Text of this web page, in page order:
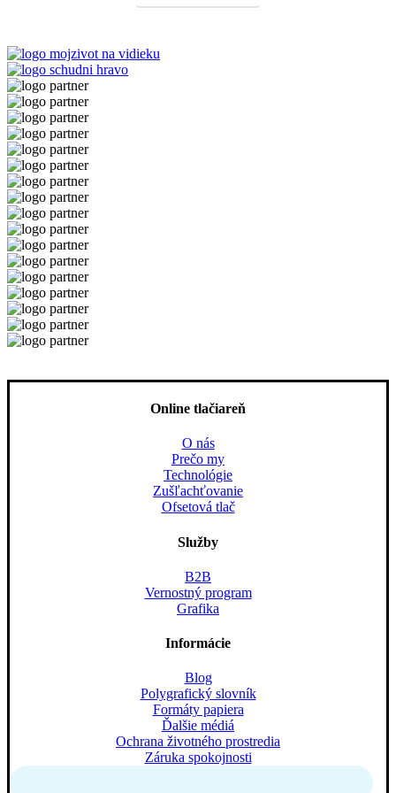
Online tlačiareň
O nás
Prečo my
Technológie
Zušľachťovanie
Ofsetová tlač
Služby
B2B
Vernostný program
Grafika
Informácie
Blog
Polygrafický slovník
Formáty papiera
Ďalšie médiá
Ochrana životného prostredia
Záruka spokojnosti